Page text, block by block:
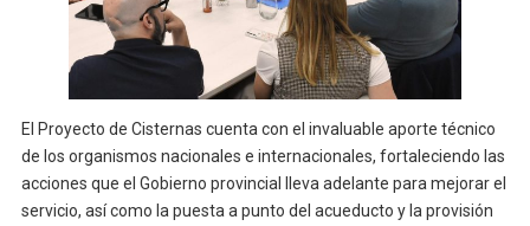
El Proyecto de Cisternas cuenta con el invaluable aporte técnico
de los organismos nacionales e internacionales, fortaleciendo las
acciones que el Gobierno provincial lleva adelante para mejorar el
servicio, así como la puesta a punto del acueducto y la provisión